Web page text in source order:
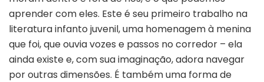
aprender com eles. Este é seu primeiro trabalho na
literatura infanto juvenil, uma homenagem à menina
que foi, que ouvia vozes e passos no corredor – ela
ainda existe e, com sua imaginação, adora navegar
por outras dimensões. É também uma forma de